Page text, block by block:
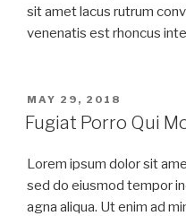
sit amet lacus rutrum
venenatis est rhoncus
MAY 29, 2018
Fugiat Porro Qui
Lorem ipsum dolor sit
sed do eiusmod tempor
agna aliqua. Ut enim ad